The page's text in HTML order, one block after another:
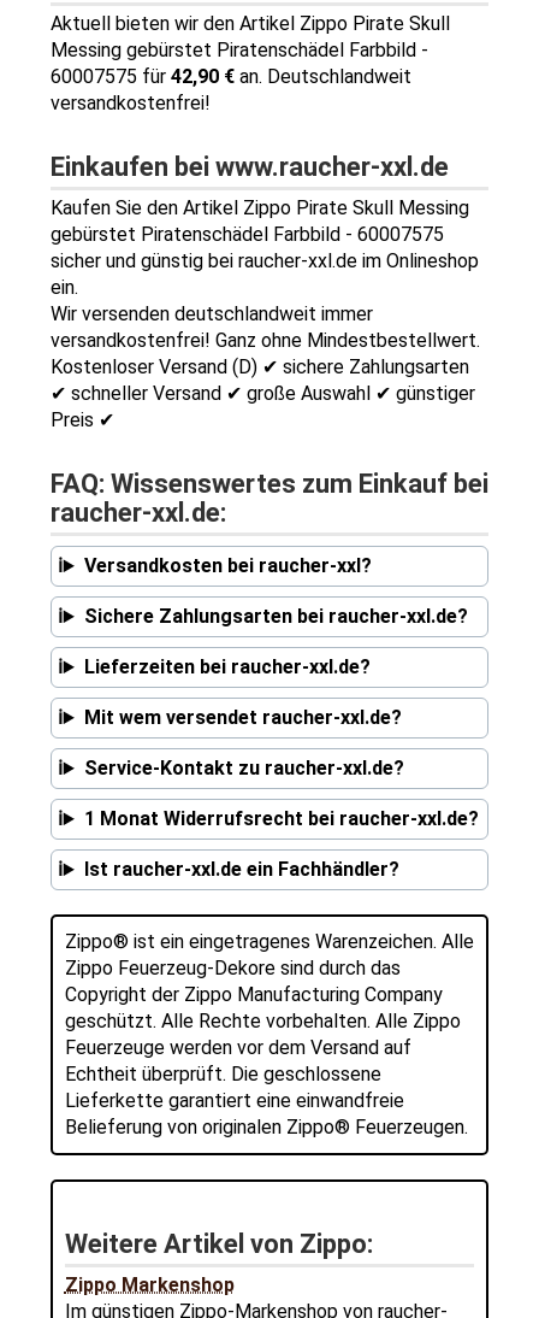
Aktuell bieten wir den Artikel Zippo Pirate Skull
Messing gebürstet Piratenschädel Farbbild -
60007575 für 42,90 €an. Deutschlandweit
versandkostenfrei!
Einkaufen bei www.raucher-xxl.de
Kaufen Sie den Artikel Zippo Pirate Skull Messing
gebürstet Piratenschädel Farbbild - 60007575
sicher und günstig bei raucher-xxl.de im Onlineshop
ein.
Wir versenden deutschlandweit immer
versandkostenfrei! Ganz ohne Mindestbestellwert.
Kostenloser Versand (D) ✔ sichere Zahlungsarten
✔ schneller Versand ✔ große Auswahl ✔ günstiger
Preis ✔
FAQ: Wissenswertes zum Einkauf bei
raucher-xxl.de:
Versandkosten bei raucher-xxl?
Sichere Zahlungsarten bei raucher-xxl.de?
Lieferzeiten bei raucher-xxl.de?
Mit wem versendet raucher-xxl.de?
Service-Kontakt zu raucher-xxl.de?
1 Monat Widerrufsrecht bei raucher-xxl.de?
Ist raucher-xxl.de ein Fachhändler?
Zippo® ist ein eingetragenes Warenzeichen. Alle
Zippo Feuerzeug-Dekore sind durch das
Copyright der Zippo Manufacturing Company
geschützt. Alle Rechte vorbehalten. Alle Zippo
Feuerzeuge werden vor dem Versand auf
Echtheit überprüft. Die geschlossene
Lieferkette garantiert eine einwandfreie
Belieferung von originalen Zippo® Feuerzeugen.
Weitere Artikel von Zippo:
Zippo Markenshop
Im günstigen Zippo-Markenshop von raucher-